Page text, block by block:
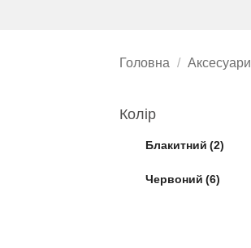
Головна / Аксесуари
Колір
Блакитний (2)
Червоний (6)